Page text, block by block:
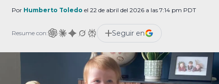
Por Humberto Toledo el 22 de abril del 2026 a las 7:14 pm PDT
Resume con: Seguir en